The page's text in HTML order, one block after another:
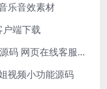
乐音效素材
端下载
【视频教程】php客服在线IM源码 网页在线客服软件代码
视频小功能源码